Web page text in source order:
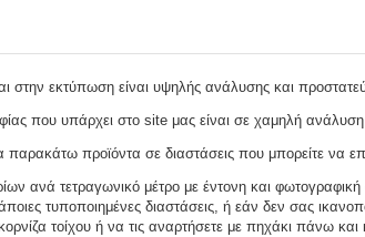
στην εκτύπωση είναι υψηλής ανάλυσης και
που υπάρχει στο site μας είναι σε χαμηλή
παρακάτω προϊόντα σε διαστάσεις που μπορείτε να
ανά τετραγωνικό μέτρο με έντονη και
τυποποιημένες διαστάσεις, ή εάν δεν σας
τοίχου ή να τις αναρτήσετε με πηχάκι πάνω